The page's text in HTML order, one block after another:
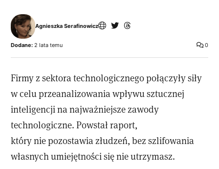
Agnieszka Serafinowicz
0
Dodane: 2 lata temu
Firmy z sektora technologicznego połączyły siły
w celu przeanalizowania wpływu sztucznej
inteligencji na najważniejsze zawody
technologiczne. Powstał raport,
który nie pozostawia złudzeń, bez szlifowania
własnych umiejętności się nie utrzymasz.